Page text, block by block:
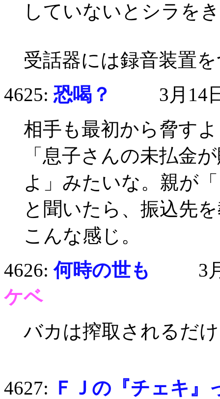
していないとシラを
受話器には録音装置
4625: 恐喝？
3月14日(
相手も最初から脅す
「息子さんの未払金
よ」みたいな。親が
と聞いたら、振込先
こんな感じ。
4626:何時の世も
3月
ケベ
バカは搾取されるだけ
4627: ＦＪの『チェキ』